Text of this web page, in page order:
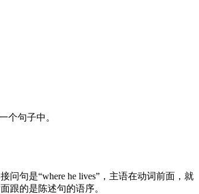
个句子中。
问句是“where he lives”，主语在动词前面，就
跟的是陈述句的语序。